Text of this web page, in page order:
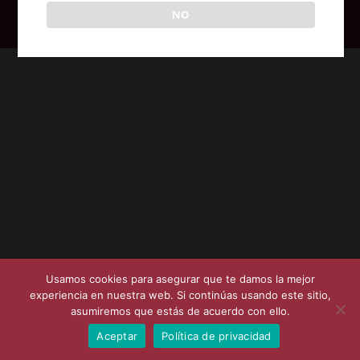
Posicionamiento SEO en Coruña - Syvat Sistemas
Usamos cookies para asegurar que te damos la mejor
experiencia en nuestra web. Si continúas usando este sitio,
asumiremos que estás de acuerdo con ello.
Aceptar
Política de privacidad
NO